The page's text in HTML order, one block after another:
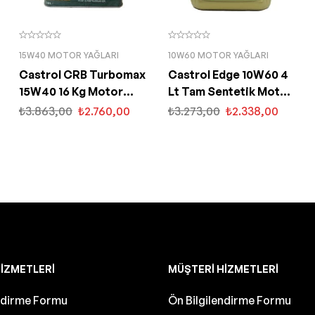
15W40 MOTOR YAĞLARI
Castrol CRB Turbomax
15W40 16 Kg Motor
Yağı
₺3.863,00 ₺2.760,00
10W60 MOTOR YAĞLARI
Castrol Edge 10W60 4
Lt Tam Sentetik Motor
Yağı
₺3.273,00 ₺2.338,00
Formu
MÜŞTERI HIZMETLERI
Ön Bilgilendirme Formu